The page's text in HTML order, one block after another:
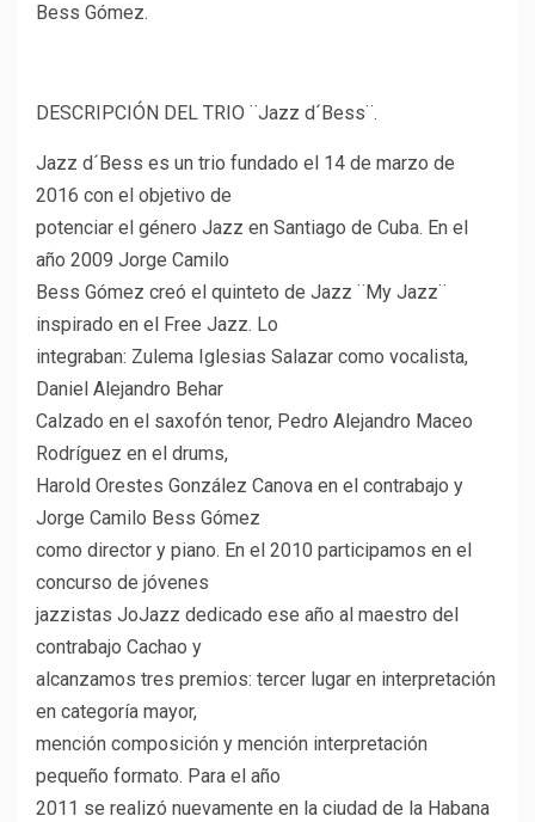
Bess Gómez.
DESCRIPCIÓN DEL TRIO ¨Jazz d´Bess¨.
Jazz d´Bess es un trio fundado el 14 de marzo de
2016 con el objetivo de
potenciar el género Jazz en Santiago de Cuba. En el
año 2009 Jorge Camilo
Bess Gómez creó el quinteto de Jazz ¨My Jazz¨
inspirado en el Free Jazz. Lo
integraban: Zulema Iglesias Salazar como vocalista,
Daniel Alejandro Behar
Calzado en el saxofón tenor, Pedro Alejandro Maceo
Rodríguez en el drums,
Harold Orestes González Canova en el contrabajo y
Jorge Camilo Bess Gómez
como director y piano. En el 2010 participamos en el
concurso de jóvenes
jazzistas JoJazz dedicado ese año al maestro del
contrabajo Cachao y
alcanzamos tres premios: tercer lugar en interpretación
en categoría mayor,
mención composición y mención interpretación
pequeño formato. Para el año
2011 se realizó nuevamente en la ciudad de la Habana